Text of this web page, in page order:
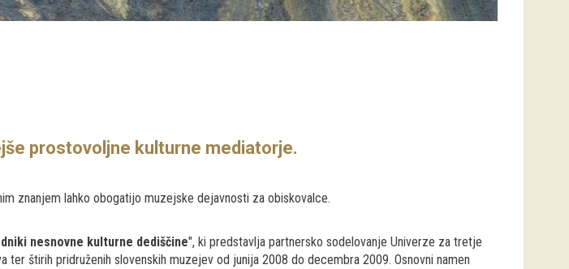
prostovoljne kulturne mediatorje.
znanjem lahko obogatijo muzejske dejavnosti za obiskovalce.
nesnovne kulturne dediščine", ki predstavlja partnersko sodelovanje Univerze za tretje
štirih pridruženih slovenskih muzejev od junija 2008 do decembra 2009. Osnovni namen